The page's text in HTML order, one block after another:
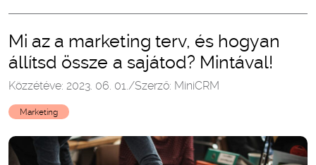
Mi az a marketing terv, és hogyan
állítsd össze a sajátod? Mintával!
Közzétéve: 2023. 06. 01./Szerző: MiniCRM
Marketing